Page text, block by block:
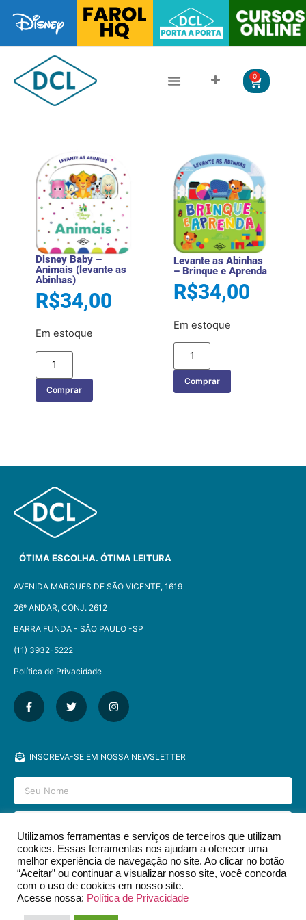
0
Disney Baby –
Animais (levante as
Abinhas)
R$34,00
Em estoque
Comprar
Levante as Abinhas
– Brinque e Aprenda
R$34,00
Em estoque
Comprar
ÓTIMA ESCOLHA. ÓTIMA LEITURA
AVENIDA MARQUES DE SÃO VICENTE, 1619
26º ANDAR, CONJ. 2612
BARRA FUNDA - SÃO PAULO -SP​
(11) 3932-5222
Política de Privacidade
INSCREVA-SE EM NOSSA NEWSLETTER
ENVIAR
Utilizamos ferramentas e serviços de terceiros que utilizam
cookies. Essas ferramentas nos ajudam a oferecer uma
melhor experiência de navegação no site. Ao clicar no botão
“Aceitar” ou continuar a visualizar nosso site, você concorda
com o uso de cookies em nosso site.
Acesse nossa: Política de Privacidade